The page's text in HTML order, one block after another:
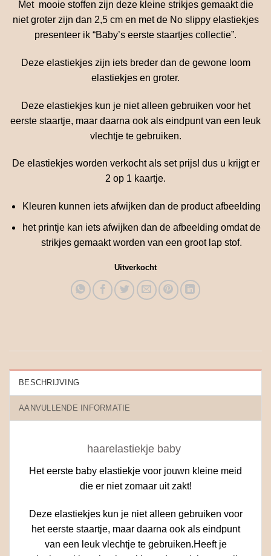
Met mooie stoffen zijn deze kleine strikjes gemaakt die
niet groter zijn dan 2,5 cm en met de No slippy elastiekjes
presenteer ik “Baby’s eerste staartjes collectie”.
Deze elastiekjes zijn iets breder dan de gewone loom
elastiekjes en groter.
Deze elastiekjes kun je niet alleen gebruiken voor het
eerste staartje, maar daarna ook als eindpunt van een leuk
vlechtje te gebruiken.
De elastiekjes worden verkocht als set prijs! dus u krijgt er
2 op 1 kaartje.
Kleuren kunnen iets afwijken dan de product afbeelding
het printje kan iets afwijken dan de afbeelding omdat de
strikjes gemaakt worden van een groot lap stof.
Uitverkocht
BESCHRIJVING
AANVULLENDE INFORMATIE
haarelastiekje baby
Het eerste baby elastiekje voor jouwn kleine meid
die er niet zomaar uit zakt!
Deze elastiekjes kun je niet alleen gebruiken voor
het eerste staartje, maar daarna ook als eindpunt
van een leuk vlechtje te gebruiken.Heeft je